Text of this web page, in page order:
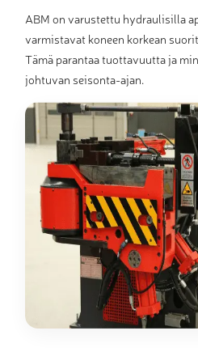
ABM on varustettu hydraulisilla
varmistavat koneen korkean
Tämä parantaa tuottavuutta ja
johtuvan seisonta-ajan.